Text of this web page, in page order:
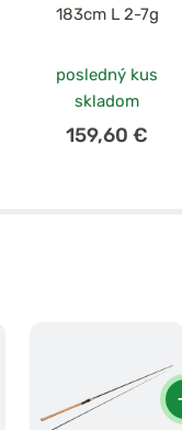
183cm L 2-7g
posledný kus
skladom
159,60 €